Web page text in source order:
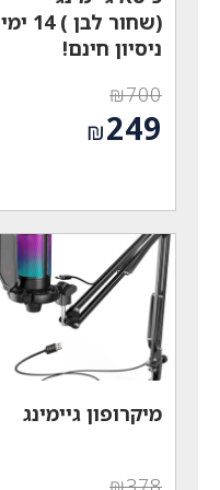
(שחור לבן ) 14 ימי
ניסיון חינם!
₪700
המחיר
המקורי₪249
הוא:
₪249.
מיקרופון גיימינג